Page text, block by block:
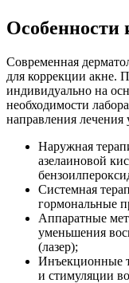
Особенности
Современная
для коррекции акне.
индивидуально на
необходимости
направления лечения
Наружная
азелаиновой
Системная
гормональные
Аппаратные
уменьшения
(лазер);
Инъекционные
и стимуляции